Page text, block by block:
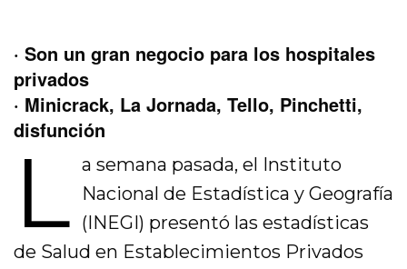
· Son un gran negocio para los hospitales
privados
· Minicrack, La Jornada, Tello, Pinchetti,
disfunción
L a semana pasada, el Instituto
Nacional de Estadística y Geografía
(INEGI) presentó las estadísticas
de Salud en Establecimientos Privados